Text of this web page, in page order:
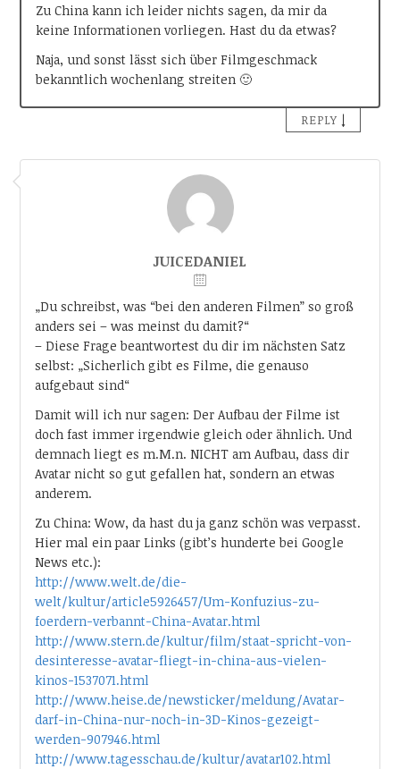
Zu China kann ich leider nichts sagen, da mir da
keine Informationen vorliegen. Hast du da etwas?
Naja, und sonst lässt sich über Filmgeschmack
bekanntlich wochenlang streiten 🙂
REPLY ↓
JUICEDANIEL
„Du schreibst, was “bei den anderen Filmen” so groß
anders sei – was meinst du damit?“
– Diese Frage beantwortest du dir im nächsten Satz
selbst: „Sicherlich gibt es Filme, die genauso
aufgebaut sind“
Damit will ich nur sagen: Der Aufbau der Filme ist
doch fast immer irgendwie gleich oder ähnlich. Und
demnach liegt es m.M.n. NICHT am Aufbau, dass dir
Avatar nicht so gut gefallen hat, sondern an etwas
anderem.
Zu China: Wow, da hast du ja ganz schön was verpasst.
Hier mal ein paar Links (gibt’s hunderte bei Google
News etc.):
http://www.welt.de/die-
welt/kultur/article5926457/Um-Konfuzius-zu-
foerdern-verbannt-China-Avatar.html
http://www.stern.de/kultur/film/staat-spricht-von-
desinteresse-avatar-fliegt-in-china-aus-vielen-
kinos-1537071.html
http://www.heise.de/newsticker/meldung/Avatar-
darf-in-China-nur-noch-in-3D-Kinos-gezeigt-
werden-907946.html
http://www.tagesschau.de/kultur/avatar102.html